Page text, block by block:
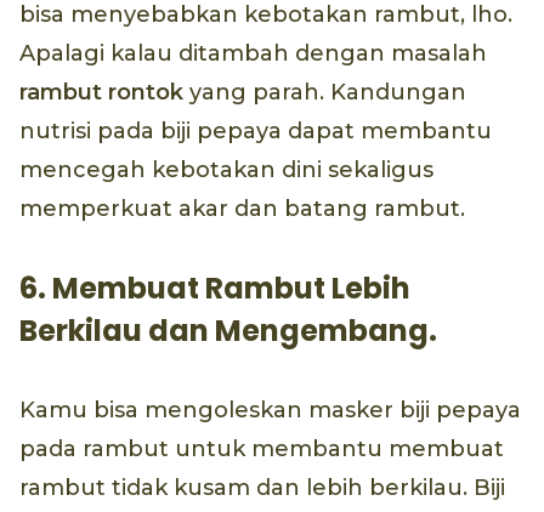
bisa menyebabkan kebotakan rambut, lho.
Apalagi kalau ditambah dengan masalah
rambut rontok yang parah. Kandungan
nutrisi pada biji pepaya dapat membantu
mencegah kebotakan dini sekaligus
memperkuat akar dan batang rambut.
6. Membuat Rambut Lebih
Berkilau dan Mengembang.
Kamu bisa mengoleskan masker biji pepaya
pada rambut untuk membantu membuat
rambut tidak kusam dan lebih berkilau. Biji